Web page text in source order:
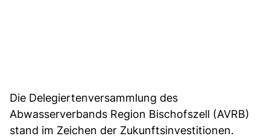
Die Delegiertenversammlung des
Abwasserverbands Region Bischofszell (AVRB)
stand im Zeichen der Zukunftsinvestitionen.